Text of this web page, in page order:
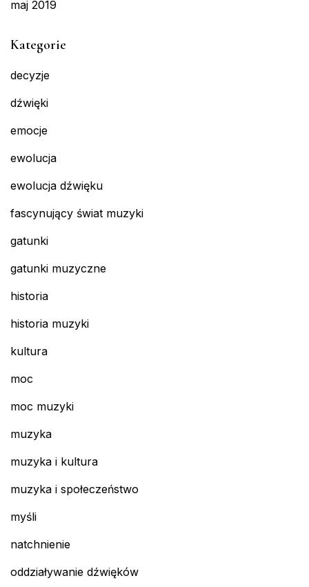
maj 2019
Kategorie
decyzje
dźwięki
emocje
ewolucja
ewolucja dźwięku
fascynujący świat muzyki
gatunki
gatunki muzyczne
historia
historia muzyki
kultura
moc
moc muzyki
muzyka
muzyka i kultura
muzyka i społeczeństwo
myśli
natchnienie
oddziaływanie dźwięków